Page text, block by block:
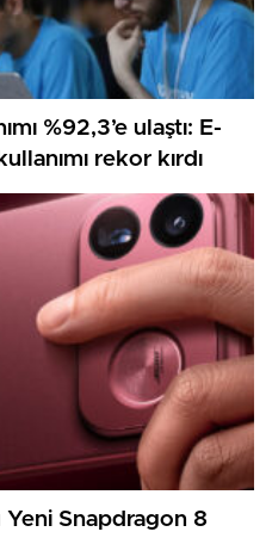
%92,3’e ulaştı: E-
rekor kırdı
Snapdragon 8